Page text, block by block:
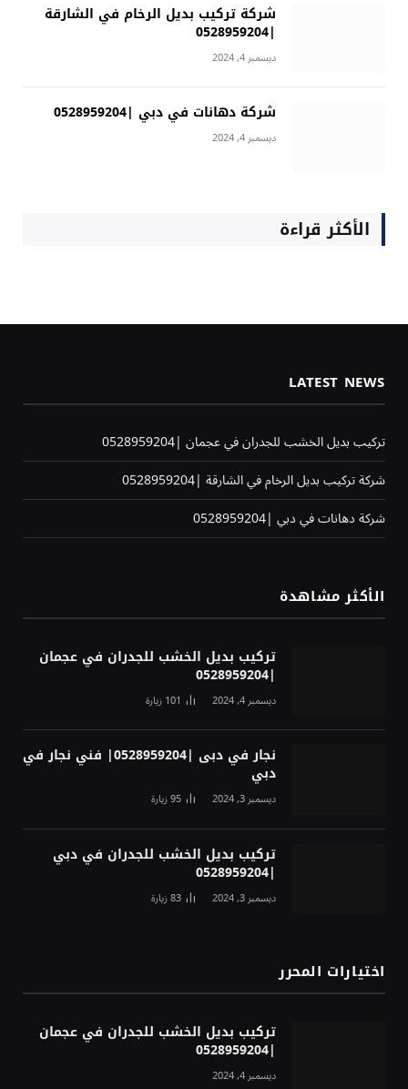
شركة تركيب بديل الرخام في الشارقة
|0528959204
ديسمبر 4, 2024
شركة دهانات في دبي |0528959204
ديسمبر 4, 2024
الأكثر قراءة
LATEST NEWS
تركيب بديل الخشب للجدران في عجمان |0528959204
شركة تركيب بديل الرخام في الشارقة |0528959204
شركة دهانات في دبي |0528959204
الأكثر مشاهدة
تركيب بديل الخشب للجدران في عجمان
|0528959204
ديسمبر 4, 2024 101زيارة
نجار في دبى |0528959204| فني نجار في
دبي
ديسمبر 3, 2024 95زيارة
تركيب بديل الخشب للجدران في دبي
|0528959204
ديسمبر 3, 2024 83زيارة
اختيارات المحرر
تركيب بديل الخشب للجدران في عجمان
|0528959204
ديسمبر 4, 2024